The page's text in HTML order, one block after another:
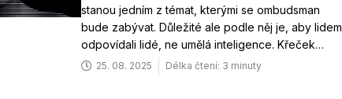
stanou jedním z témat, kterými se ombudsman
bude zabývat. Důležité ale podle něj je, aby lidem
odpovídali lidé, ne umělá inteligence. Křeček…
25. 08. 2025 Délka čtení: 3 minuty